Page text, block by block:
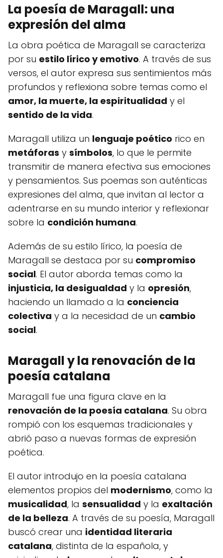
La poesía de Maragall: una
expresión del alma
La obra poética de Maragall se caracteriza
por su estilo lírico y emotivo. A través de sus
versos, el autor expresa sus sentimientos más
profundos y reflexiona sobre temas como el
amor, la muerte, la espiritualidad y el
sentido de la vida.
Maragall utiliza un lenguaje poético rico en
metáforas y símbolos, lo que le permite
transmitir de manera efectiva sus emociones
y pensamientos. Sus poemas son auténticas
expresiones del alma, que invitan al lector a
adentrarse en su mundo interior y reflexionar
sobre la condición humana.
Además de su estilo lírico, la poesía de
Maragall se destaca por su compromiso
social. El autor aborda temas como la
injusticia, la desigualdad y la opresión,
haciendo un llamado a la conciencia
colectiva y a la necesidad de un cambio
social.
Maragall y la renovación de la
poesía catalana
Maragall fue una figura clave en la
renovación de la poesía catalana. Su obra
rompió con los esquemas tradicionales y
abrió paso a nuevas formas de expresión
poética.
El autor introdujo en la poesía catalana
elementos propios del modernismo, como la
musicalidad, la sensualidad y la exaltación
de la belleza. A través de su poesía, Maragall
buscó crear una identidad literaria
catalana, distinta de la española, y